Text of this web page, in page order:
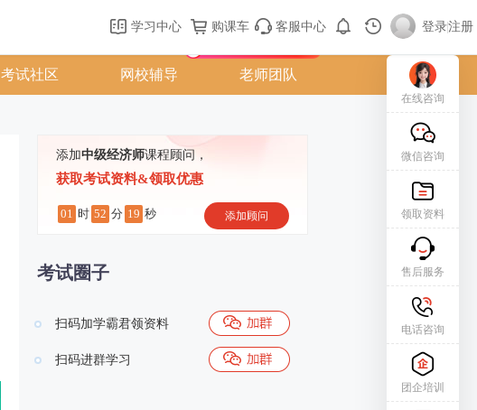
学习中心 购课车 客服中心 登录|注册
购课车 登录/注册
考试社区 网校辅导 老师团队
添加中级经济师课程顾问，
获取考试资料&领取优惠
01 时 52 分 18 秒 添加顾问
考试圈子
扫码加学霸君领资料
扫码进群学习
在线咨询
微信咨询
领取资料
售后服务
电话咨询
团企培训